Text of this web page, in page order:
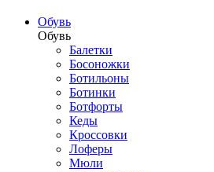
Обувь
Обувь
Балетки
Босоножки
Ботильоны
Ботинки
Ботфорты
Кеды
Кроссовки
Лоферы
Мюли